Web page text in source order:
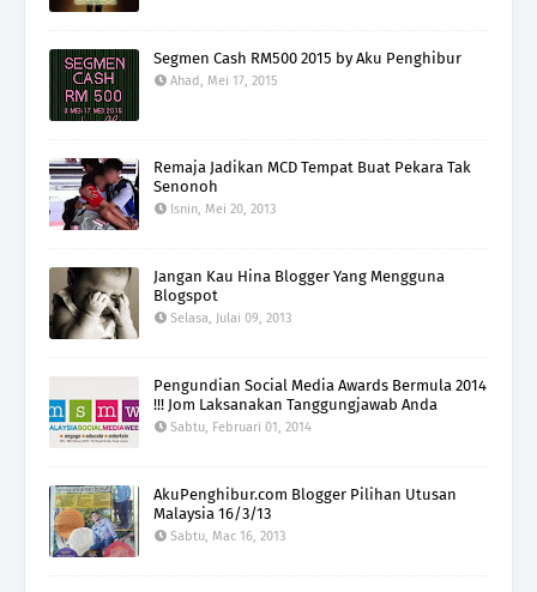
Segmen Cash RM500 2015 by Aku Penghibur
Ahad, Mei 17, 2015
Remaja Jadikan MCD Tempat Buat Pekara Tak
Senonoh
Isnin, Mei 20, 2013
Jangan Kau Hina Blogger Yang Mengguna
Blogspot
Selasa, Julai 09, 2013
Pengundian Social Media Awards Bermula 2014
!!! Jom Laksanakan Tanggungjawab Anda
Sabtu, Februari 01, 2014
AkuPenghibur.com Blogger Pilihan Utusan
Malaysia 16/3/13
Sabtu, Mac 16, 2013